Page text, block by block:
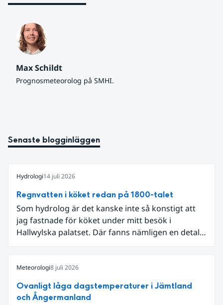
Max Schildt
Prognosmeteorolog på SMHI.
Senaste blogginläggen
Hydrologi14 juli 2026
Regnvatten i köket redan på 1800-talet
Som hydrolog är det kanske inte så konstigt att
jag fastnade för köket under mitt besök i
Hallwylska palatset. Där fanns nämligen en detalj
Meteorologi8 juli 2026
Ovanligt låga dagstemperaturer i Jämtland
och Ångermanland